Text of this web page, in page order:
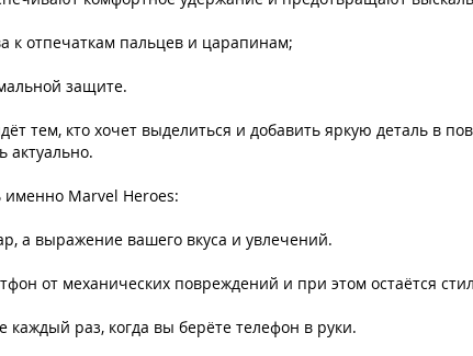
к отпечаткам пальцев и царапинам;
защите.
тем, кто хочет выделиться и добавить яркую деталь в
актуально.
именно Marvel Heroes:
а выражение вашего вкуса и увлечений.
от механических повреждений и при этом остаётся
каждый раз, когда вы берёте телефон в руки.